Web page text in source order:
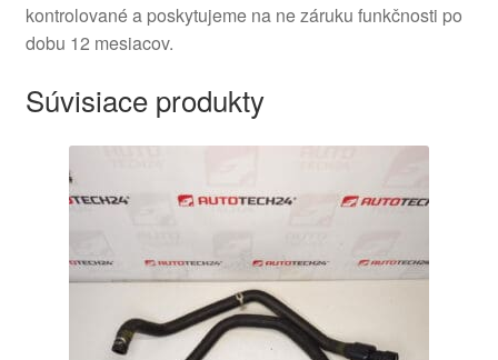
kontrolované a poskytujeme na ne záruku funkčnosti po
dobu 12 mesiacov.
Súvisiace produkty